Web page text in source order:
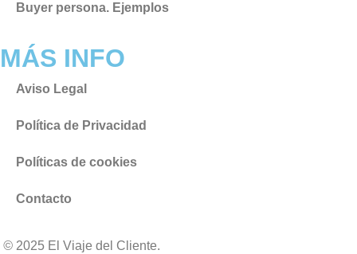
Buyer persona. Ejemplos
MÁS INFO
Aviso Legal
Política de Privacidad
Políticas de cookies
Contacto
© 2025 El Viaje del Cliente.